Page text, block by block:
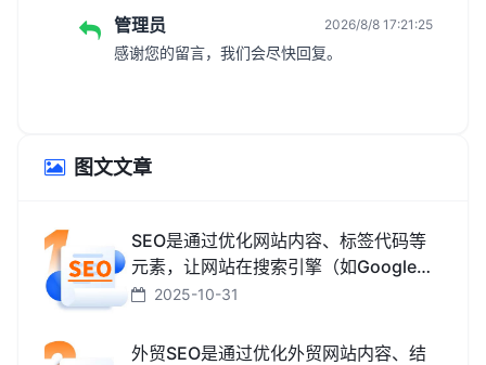
管理员 2026/8/8 17:21:25
感谢您的留言，我们会尽快回复。
图文文章
SEO是通过优化网站内容、标签代码等
元素，让网站在搜索引擎（如Google、
百度、搜狗、必应）中排名更靠前，从
2025-10-31
外贸SEO是通过优化外贸网站内容、结